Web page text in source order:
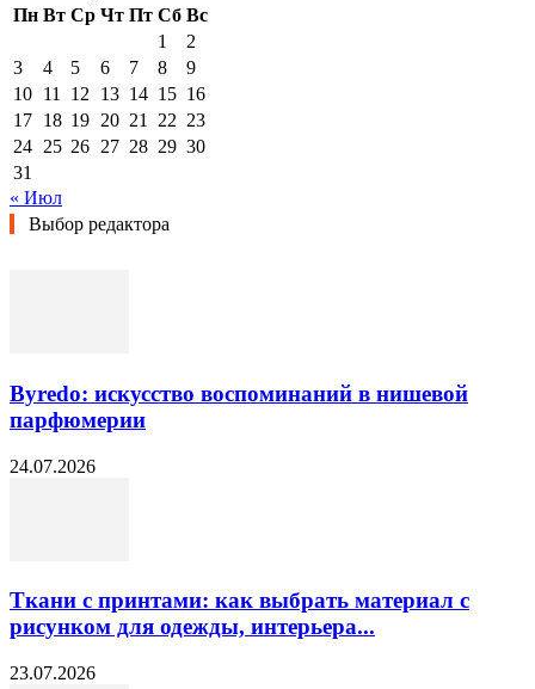
Пн Вт Ср Чт Пт Сб Вс
1
2
3
4 5 6 7 8
9
10 11 12 13 14 15 16
17 18 19 20 21 22 23
24 25 26 27 28 29 30
31
« Июл
Выбор редактора
Byredo: искусство воспоминаний в нишевой
парфюмерии
24.07.2026
Ткани с принтами: как выбрать материал с
рисунком для одежды, интерьера...
23.07.2026